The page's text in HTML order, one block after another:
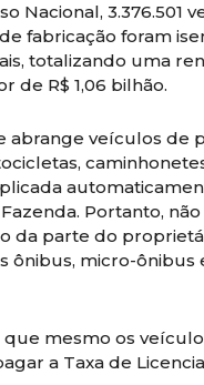
Nacional, 3.376.501
fabricação foram
totalizando uma
de R$ 1,06 bilhão.
abrange veículos de
Portanto,
da parte do
ônibus, micro-ônibus
que mesmo os
a Taxa de